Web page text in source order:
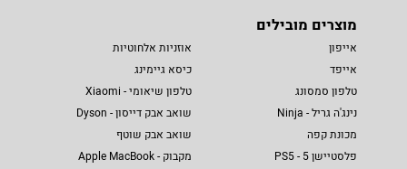
מוצרים מובילים
אייפון
אייפד
טלפון סמסונג
נינג'ה גריל - Ninja
מכונת קפה
פלסטיישן 5 - PS5
אוזניות אלחוטיות
כיסא גיימינג
טלפון שיאומי - Xiaomi
שואב אבק דייסון - Dyson
שואב אבק שוטף
מקבוק - Apple MacBook